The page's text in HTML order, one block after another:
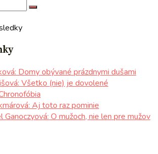
Domy obývané prázdnymi dušami
Všetko (nie) je dovolené
Aj toto raz pominie
Ganoczyová: O mužoch, nie len pre mužov